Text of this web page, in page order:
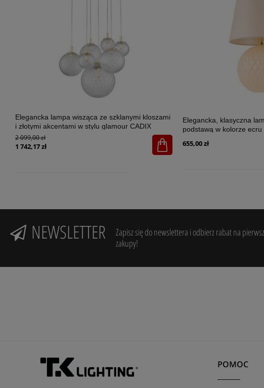
Elegancka lampa wisząca ze szklanymi kloszami
i złotymi akcentami w stylu glamour CADIX
GOLD 7xG9 - 4608
2 099,00 zł
1 742,17 zł
Elegancka, klasyczna
podstawą w kolorze
655,00 zł
NEWSLETTER
Zapisz się do newslettera i odbierz rabat na
zakupy!
POMOC